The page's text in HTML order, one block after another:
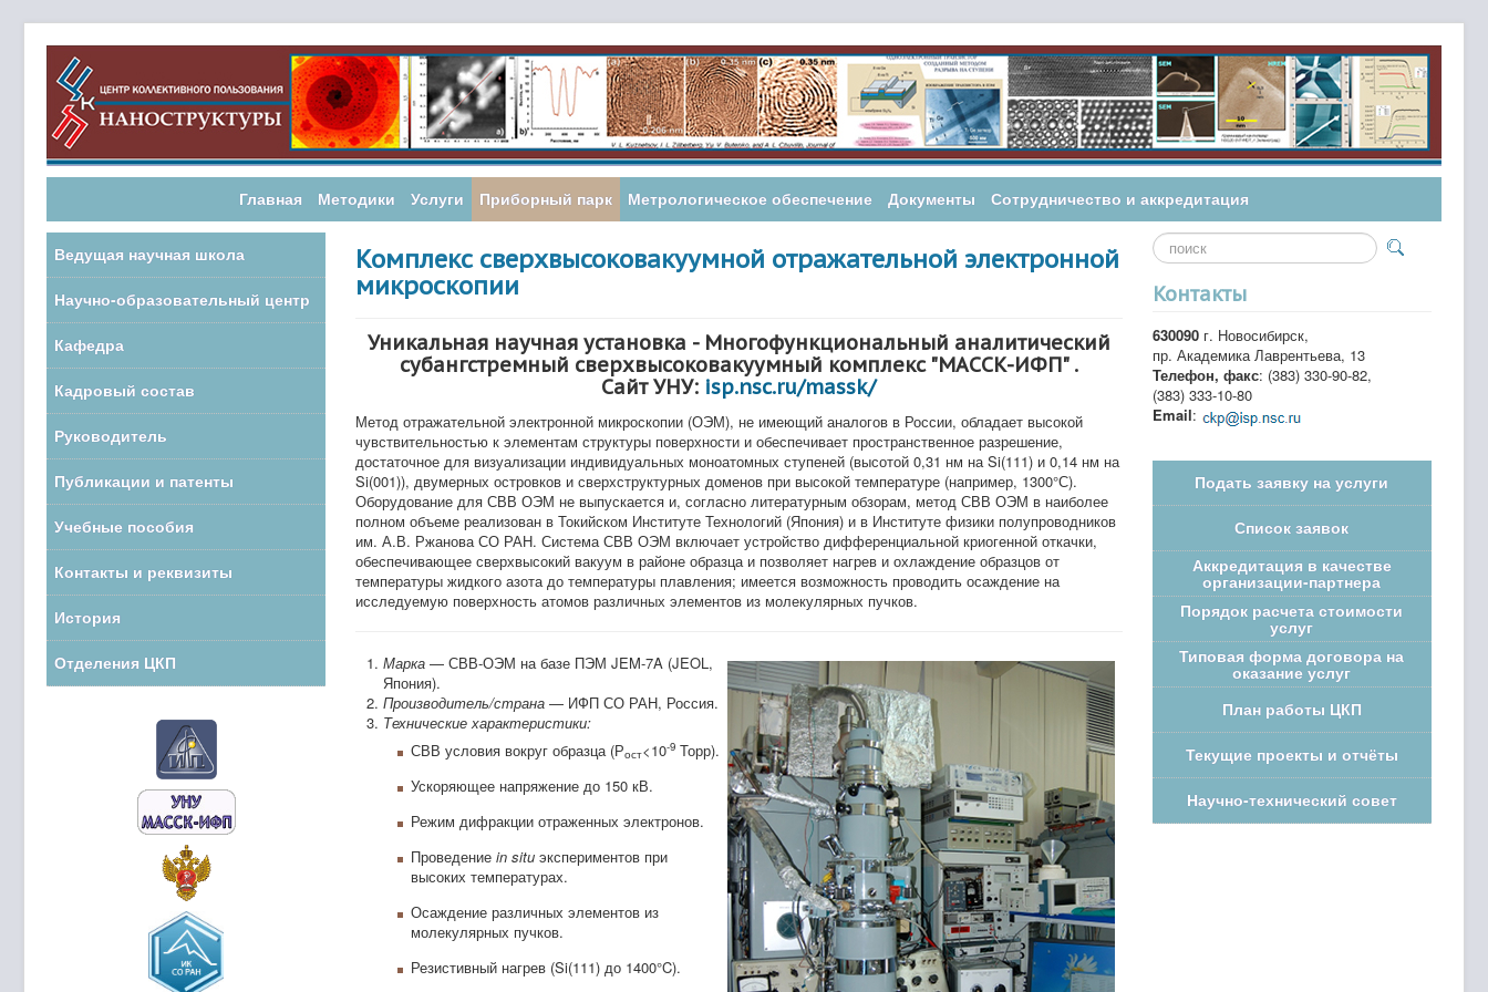
Главная Методики Услуги Приборный парк Метрологическое обеспечение Документы Сотрудничество и аккредитация
Ведущая научная школа
Научно-образовательный центр
Кафедра
Кадровый состав
Руководитель
Публикации и патенты
Учебные пособия
Контакты и реквизиты
История
Отделения ЦКП
Комплекс сверхвысоковакуумной отражательной электронной
микроскопии
Уникальная научная установка - Многофункциональный аналитический
субангстремный сверхвысоковакуумный комплекс "МАССК-ИФП" .
Сайт УНУ: isp.nsc.ru/massk/
Метод отражательной электронной микроскопии (ОЭМ), не имеющий аналогов в России, обладает высокой
чувствительностью к элементам структуры поверхности и обеспечивает пространственное разрешение,
достаточное для визуализации индивидуальных моноатомных ступеней (высотой 0,31 нм на Si(111) и 0,14 нм на
Si(001)), двумерных островков и сверхструктурных доменов при высокой температуре (например, 1300°С).
Оборудование для СВВ ОЭМ не выпускается и, согласно литературным обзорам, метод СВВ ОЭМ в наиболее
полном объеме реализован в Токийском Институте Технологий (Япония) и в Институте физики полупроводников
им. А.В. Ржанова СО РАН. Система СВВ ОЭМ включает устройство дифференциальной криогенной откачки,
обеспечивающее сверхвысокий вакуум в районе образца и позволяет нагрев и охлаждение образцов от
температуры жидкого азота до температуры плавления; имеется возможность проводить осаждение на
исследуемую поверхность атомов различных элементов из молекулярных пучков.
Марка— СВВ-ОЭМ на базе ПЭМ JEM-7A (JEOL,
Япония).
Производитель/страна— ИФП СО РАН, Россия.
Технические характеристики:
СВВ условия вокруг образца (Рост<10-9Торр).
Ускоряющее напряжение до 150 кВ.
Режим дифракции отраженных электронов.
Проведение in situэкспериментов при
высоких температурах.
Осаждение различных элементов из
молекулярных пучков.
Резистивный нагрев (Si(111) до 1400°C).
Искать...
Контакты
630090г. Новосибирск,
пр. Академика Лаврентьева, 13
Телефон, факс: (383) 330-90-82,
(383) 333-10-80
Email:
Подать заявку на услуги
Список заявок
Аккредитация в качестве
организации-партнера
Порядок расчета стоимости
услуг
Типовая форма договора на
оказание услуг
План работы ЦКП
Текущие проекты и отчёты
Научно-технический совет